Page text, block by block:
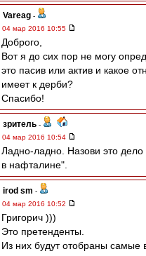
Vareag -
04 мар 2016 10:55
Доброго,
Вот я до сих пор не могу
это пасив или актив и какое
имеет к дерби?
Спасибо!
зpитель -
04 мар 2016 10:54
Ладно-ладно. Назови это дело
в нафталине".
irod sm -
04 мар 2016 10:52
Григорич )))
Это претенденты.
Из них будут отобраны самые